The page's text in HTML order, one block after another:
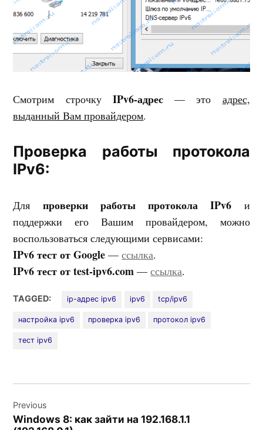
Смотрим строчкуIPv6-адрес— это адрес,
выданный Вам провайдером.
Проверка работы протокола
IPv6:
Для проверки работы протокола IPv6 и
поддержки его Вашим провайдером, можно
воспользоваться следующими сервисами:
IPv6 тест от Google —ссылка.
IPv6 тест от test-ipv6.com —ссылка.
TAGGED: ip-адрес ipv6 ipv6 tcp/ipv6
настройка ipv6 проверка ipv6 протокол ipv6
тест ipv6
по
Previous
Windows 8: как зайти на 192.168.1.1